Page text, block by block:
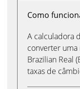
Como
A calculadora
converter uma
Brazilian Real
taxas de